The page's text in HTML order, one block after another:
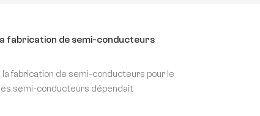
fabrication de semi-conducteurs
fabrication de semi-conducteurs pour le
semi-conducteurs dépendait